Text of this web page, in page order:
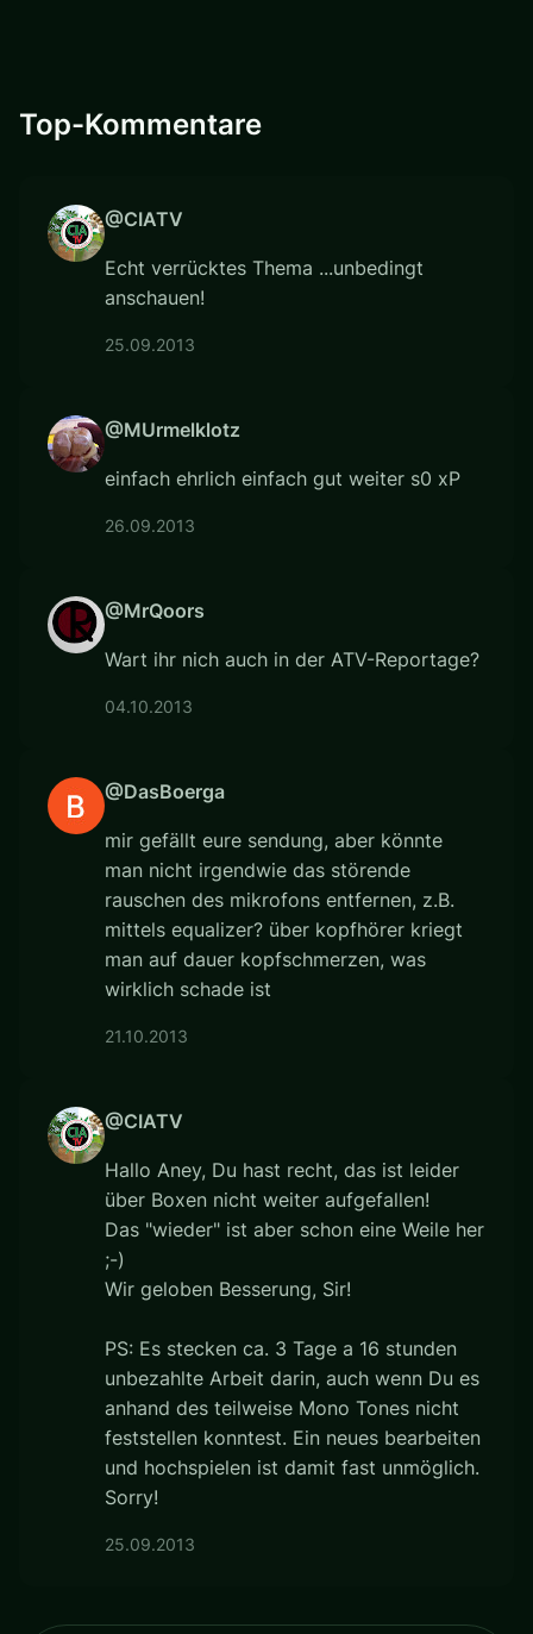
Top-Kommentare
@CIATV
Echt verrücktes Thema ...unbedingt
anschauen!
25.09.2013
@MUrmelklotz
einfach ehrlich einfach gut weiter s0 xP
26.09.2013
@MrQoors
Wart ihr nich auch in der ATV-Reportage?
04.10.2013
@DasBoerga
mir gefällt eure sendung, aber könnte
man nicht irgendwie das störende
rauschen des mikrofons entfernen, z.B.
mittels equalizer? über kopfhörer kriegt
man auf dauer kopfschmerzen, was
wirklich schade ist
21.10.2013
@CIATV
Hallo Aney, Du hast recht, das ist leider
über Boxen nicht weiter aufgefallen!
Das "wieder" ist aber schon eine Weile her
;-)
Wir geloben Besserung, Sir!
PS: Es stecken ca. 3 Tage a 16 stunden
unbezahlte Arbeit darin, auch wenn Du es
anhand des teilweise Mono Tones nicht
feststellen konntest. Ein neues bearbeiten
und hochspielen ist damit fast unmöglich.
Sorry!
25.09.2013